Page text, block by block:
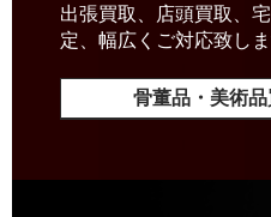
出張買取、店頭買取、
定、幅広くご対応致し
骨董品・美術